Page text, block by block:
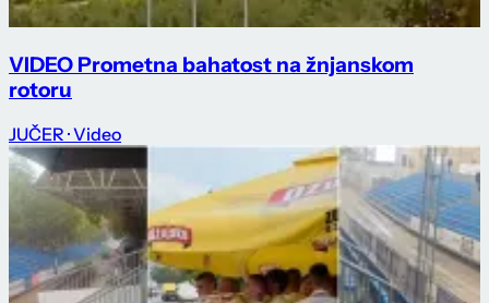
VIDEO Prometna bahatost na žnjanskom
rotoru
JUČER · Video